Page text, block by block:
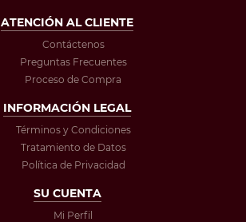
ATENCIÓN AL CLIENTE
Contáctenos
Preguntas Frecuentes
Proceso de Compra
INFORMACIÓN LEGAL
Términos y Condiciones
Tratamiento de Datos
Política de Privacidad
SU CUENTA
Mi Perfil